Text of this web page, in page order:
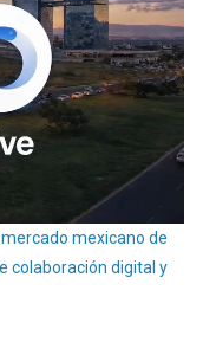
mexicano de
colaboración digital y